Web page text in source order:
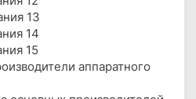
13
14
15
аппаратного